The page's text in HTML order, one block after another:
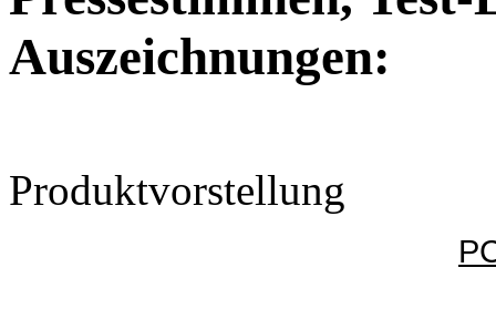
Auszeichnungen:
Produktvorstellung